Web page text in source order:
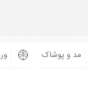
مد و پوشاک